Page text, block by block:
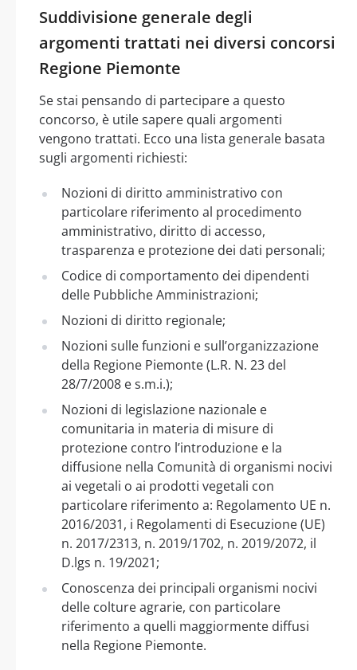
Suddivisione generale degli
argomenti trattati nei diversi concorsi
Regione Piemonte
Se stai pensando di partecipare a questo
concorso, è utile sapere quali argomenti
vengono trattati. Ecco una lista generale basata
sugli argomenti richiesti:
Nozioni di diritto amministrativo con
particolare riferimento al procedimento
amministrativo, diritto di accesso,
trasparenza e protezione dei dati personali;
Codice di comportamento dei dipendenti
delle Pubbliche Amministrazioni;
Nozioni di diritto regionale;
Nozioni sulle funzioni e sull’organizzazione
della Regione Piemonte (L.R. N. 23 del
28/7/2008 e s.m.i.);
Nozioni di legislazione nazionale e
comunitaria in materia di misure di
protezione contro l’introduzione e la
diffusione nella Comunità di organismi nocivi
ai vegetali o ai prodotti vegetali con
particolare riferimento a: Regolamento UE n.
2016/2031, i Regolamenti di Esecuzione (UE)
n. 2017/2313, n. 2019/1702, n. 2019/2072, il
D.lgs n. 19/2021;
Conoscenza dei principali organismi nocivi
delle colture agrarie, con particolare
riferimento a quelli maggiormente diffusi
nella Regione Piemonte.